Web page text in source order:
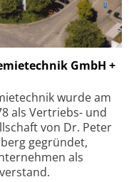
GmbH +
wurde am
als Vertriebs- und
von Dr. Peter
gegründet,
als
+ Kirchhoff GmbH